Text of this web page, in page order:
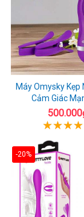
Máy Omysky Kẹp
Cảm Giác
-20%